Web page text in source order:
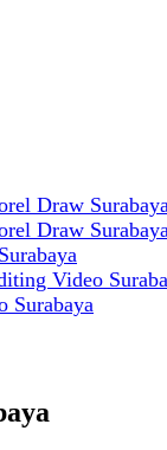
Draw
Draw
Video
Surabaya